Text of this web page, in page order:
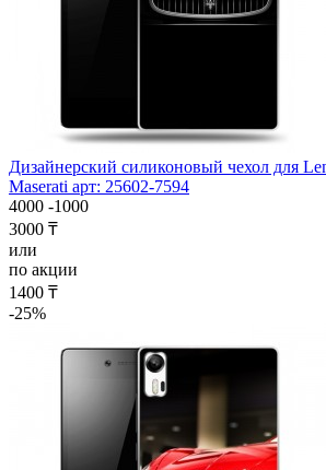
Дизайнерский силиконовый чехол для
Maserati арт: 25602-7594
4000 -1000
3000 ₸
или
по акции
1400 ₸
-25%